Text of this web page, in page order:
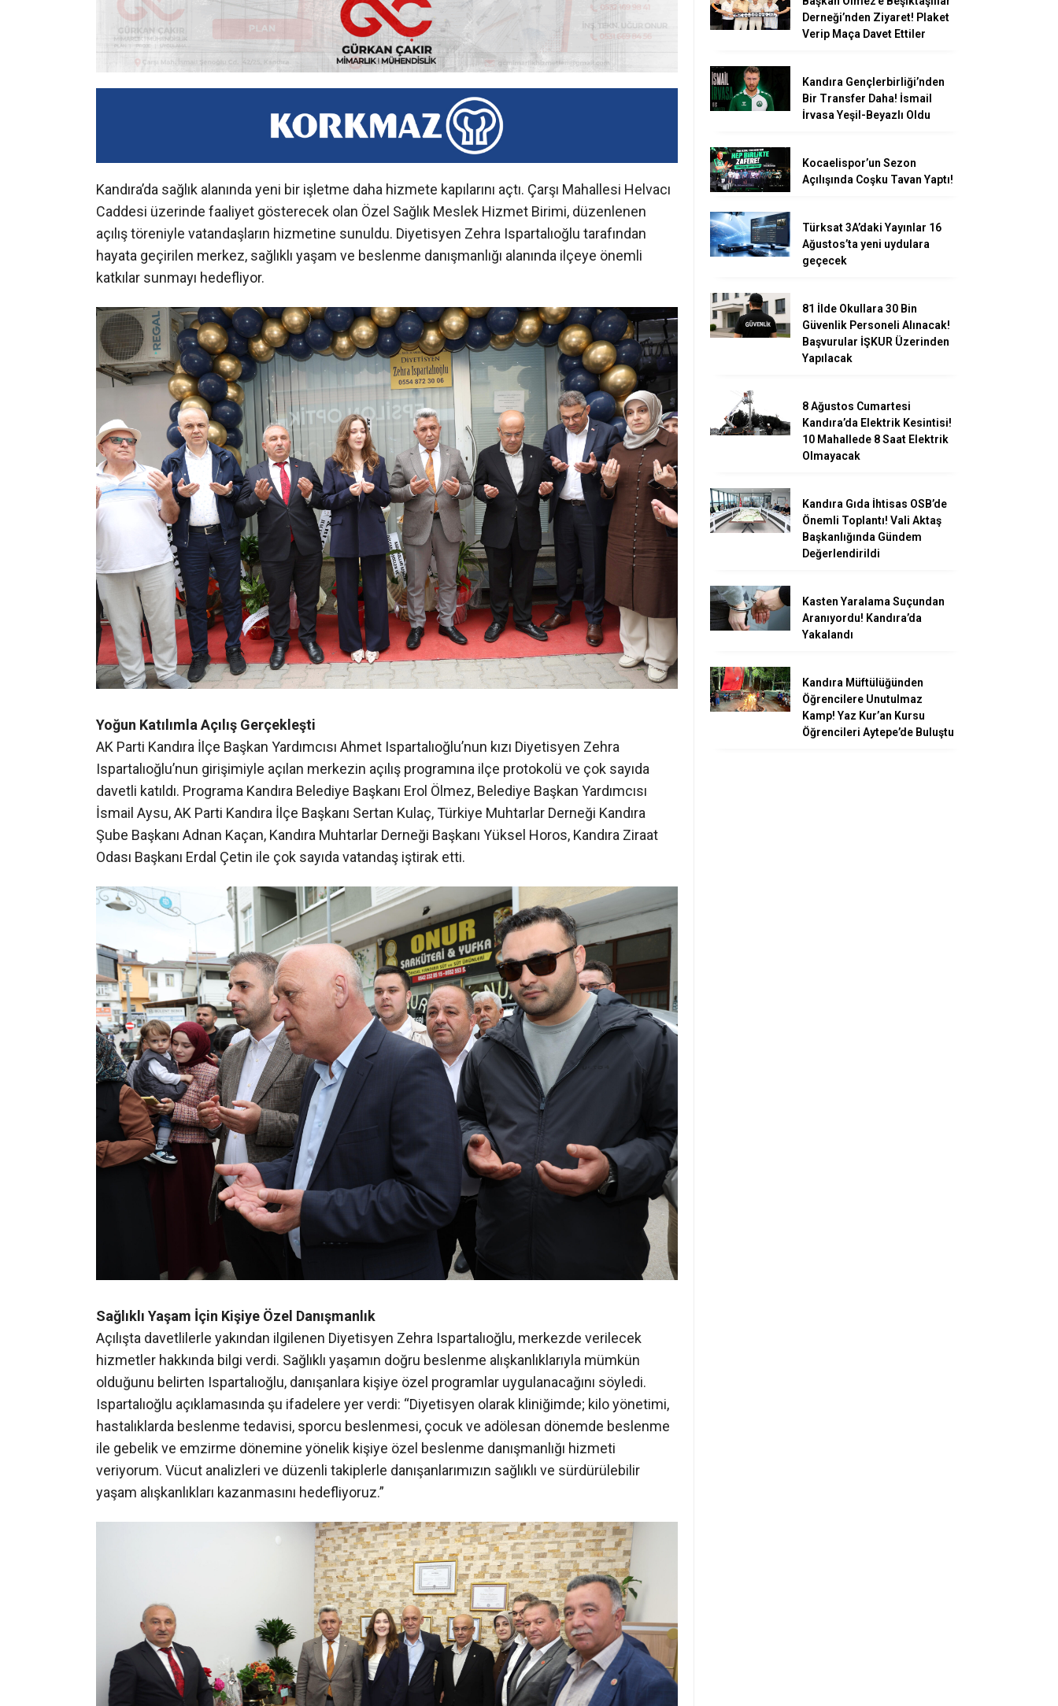
Kandıra’da sağlık alanında yeni bir işletme daha hizmete kapılarını açtı. Çarşı Mahallesi Helvacı
Caddesi üzerinde faaliyet gösterecek olan Özel Sağlık Meslek Hizmet Birimi, düzenlenen
açılış töreniyle vatandaşların hizmetine sunuldu. Diyetisyen Zehra Ispartalıoğlu tarafından
hayata geçirilen merkez, sağlıklı yaşam ve beslenme danışmanlığı alanında ilçeye önemli
katkılar sunmayı hedefliyor.
Yoğun Katılımla Açılış Gerçekleşti
AK Parti Kandıra İlçe Başkan Yardımcısı Ahmet Ispartalıoğlu’nun kızı Diyetisyen Zehra
Ispartalıoğlu’nun girişimiyle açılan merkezin açılış programına ilçe protokolü ve çok sayıda
davetli katıldı. Programa Kandıra Belediye Başkanı Erol Ölmez, Belediye Başkan Yardımcısı
İsmail Aysu, AK Parti Kandıra İlçe Başkanı Sertan Kulaç, Türkiye Muhtarlar Derneği Kandıra
Şube Başkanı Adnan Kaçan, Kandıra Muhtarlar Derneği Başkanı Yüksel Horos, Kandıra Ziraat
Odası Başkanı Erdal Çetin ile çok sayıda vatandaş iştirak etti.
Sağlıklı Yaşam İçin Kişiye Özel Danışmanlık
Açılışta davetlilerle yakından ilgilenen Diyetisyen Zehra Ispartalıoğlu, merkezde verilecek
hizmetler hakkında bilgi verdi. Sağlıklı yaşamın doğru beslenme alışkanlıklarıyla mümkün
olduğunu belirten Ispartalıoğlu, danışanlara kişiye özel programlar uygulanacağını söyledi.
Ispartalıoğlu açıklamasında şu ifadelere yer verdi: “Diyetisyen olarak kliniğimde; kilo yönetimi,
hastalıklarda beslenme tedavisi, sporcu beslenmesi, çocuk ve adölesan dönemde beslenme
ile gebelik ve emzirme dönemine yönelik kişiye özel beslenme danışmanlığı hizmeti
veriyorum. Vücut analizleri ve düzenli takiplerle danışanlarımızın sağlıklı ve sürdürülebilir
yaşam alışkanlıkları kazanmasını hedefliyoruz.”
Derneği’nden Ziyaret! Plaket
Verip Maça Davet Ettiler
Kandıra Gençlerbirliği’nden
Bir Transfer Daha! İsmail
İrvasa Yeşil-Beyazlı Oldu
Kocaelispor’un Sezon
Açılışında Coşku Tavan Yaptı!
Türksat 3A’daki Yayınlar 16
Ağustos’ta yeni uydulara
geçecek
81 İlde Okullara 30 Bin
Güvenlik Personeli Alınacak!
Başvurular İŞKUR Üzerinden
Yapılacak
8 Ağustos Cumartesi
Kandıra’da Elektrik Kesintisi!
10 Mahallede 8 Saat Elektrik
Olmayacak
Kandıra Gıda İhtisas OSB’de
Önemli Toplantı! Vali Aktaş
Başkanlığında Gündem
Değerlendirildi
Kasten Yaralama Suçundan
Aranıyordu! Kandıra’da
Yakalandı
Kandıra Müftülüğünden
Öğrencilere Unutulmaz
Kamp! Yaz Kur’an Kursu
Öğrencileri Aytepe’de Buluştu